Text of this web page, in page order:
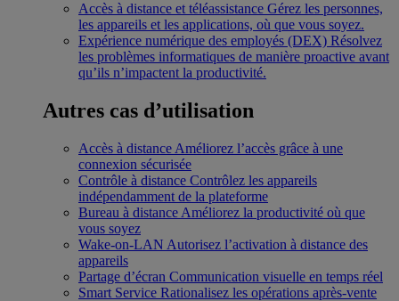
Accès à distance et téléassistance Gérez les personnes,
les appareils et les applications, où que vous soyez.
Expérience numérique des employés (DEX) Résolvez
les problèmes informatiques de manière proactive avant
qu’ils n’impactent la productivité.
Autres cas d’utilisation
Accès à distance Améliorez l’accès grâce à une
connexion sécurisée
Contrôle à distance Contrôlez les appareils
indépendamment de la plateforme
Bureau à distance Améliorez la productivité où que
vous soyez
Wake-on-LAN Autorisez l’activation à distance des
appareils
Partage d’écran Communication visuelle en temps réel
Smart Service Rationalisez les opérations après-vente